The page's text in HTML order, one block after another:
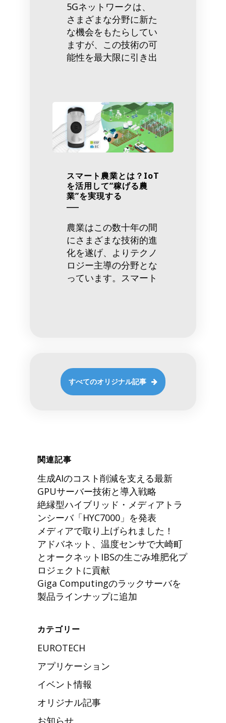
5Gネットワークは、
さまざまな分野に新た
な機会をもたらしてい
ますが、この技術の可
能性を最大限に引き出
スマート農業とは？IoT
を活用して”稼げる農
業”を実現する
農業はこの数十年の間
にさまざまな技術的進
化を遂げ、よりテクノ
ロジー主導の分野とな
っています。スマート
すべてのオリジナル記事
関連記事
生成AIのコスト削減を支える最新
GPUサーバー技術と導入戦略
絶縁型ハイブリッド・メディアトラ
ンシーバ「HYC7000」を発表
メディアで取り上げられました！
アドバネット、温度センサで大崎町
とオークネットIBSの生ごみ堆肥化プ
ロジェクトに貢献
Giga Computingのラックサーバを
製品ラインナップに追加
カテゴリー
EUROTECH
アプリケーション
イベント情報
オリジナル記事
お知らせ